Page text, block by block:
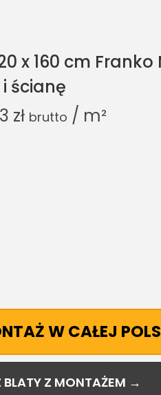
x 160 cm
ścianę
zł brutto / m²
W CAŁEJ
BLATY Z MONTAŻEM →